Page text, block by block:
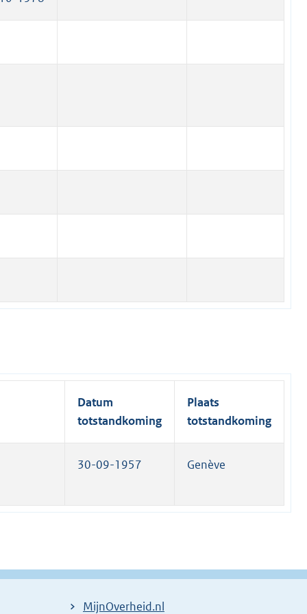
Datum
totstandkoming
Plaats
totstandkoming
30-09-1957 Genève
MijnOverheid.nl